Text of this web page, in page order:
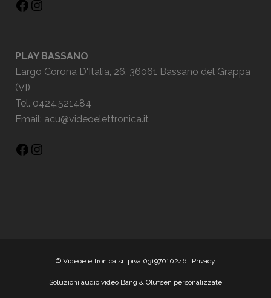
PLAY BASSANO
Largo Corona D'Italia, 26, 36061 Bassano del Grappa
(VI)
Tel. 0424.521484
Email: acu@videoelettronica.it
© Videoelettronica srl piva 03197010246 | Privacy
Soluzioni audio video Bang & Olufsen personalizzate